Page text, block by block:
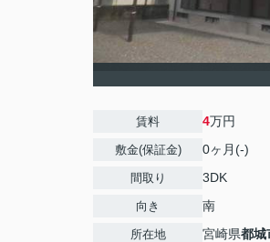
賃料 4万円
敷金(保証金) 0ヶ月(-)
間取り 3DK
向き 南
所在地 宮崎県都城